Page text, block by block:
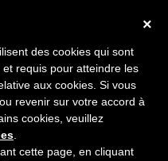
×
des cookies qui sont
requis pour atteindre les
aux cookies. Si vous
revenir sur votre accord à
cookies, veuillez
cette page, en cliquant